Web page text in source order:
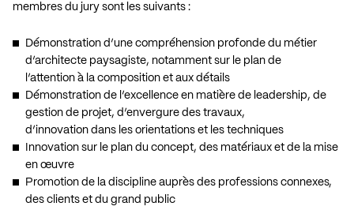
membres du jury sont les suivants :
Démonstration d’une compréhension profonde du métier
d’architecte paysagiste, notamment sur le plan de
l’attention à la composition et aux détails
Démonstration de l’excellence en matière de leadership, de
gestion de projet, d’envergure des travaux,
d’innovation dans les orientations et les techniques
Innovation sur le plan du concept, des matériaux et de la mise
en œuvre
Promotion de la discipline auprès des professions connexes,
des clients et du grand public